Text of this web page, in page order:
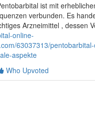
ist mit
verbunden. Es
Arzneimittel , dessen
online-
63037313/
aspekte
Who Upvoted